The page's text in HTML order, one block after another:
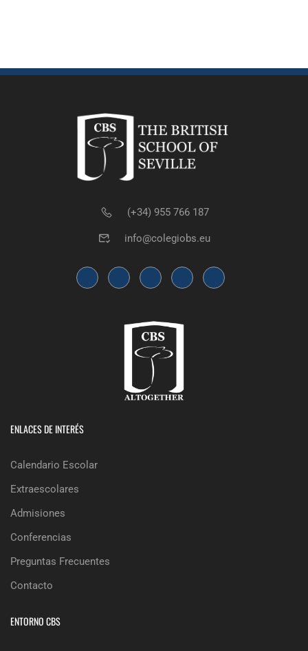
(+34) 955 766 187
info@colegiobs.eu
ENLACES DE INTERÉS
Calendario Escolar
Extraescolares
Admisiones
Conferencias
Preguntas Frecuentes
Contacto
ENTORNO CBS